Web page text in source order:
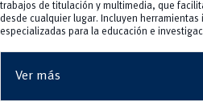
trabajos de titulación y multimedia, que
desde cualquier lugar. Incluyen
especializadas para la educación e
Ver más